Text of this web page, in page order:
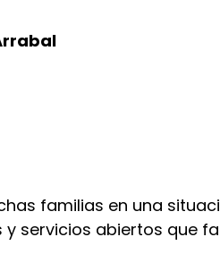
familias en una
servicios abiertos que